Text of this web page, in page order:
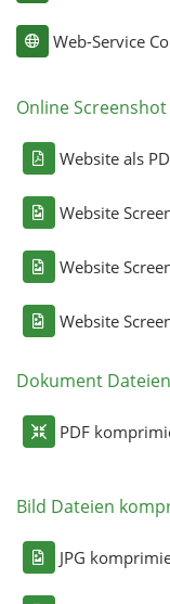
Web-Service
Online
Website als
Website
Website
Website
Dokument
PDF
Bild Dateien
JPG